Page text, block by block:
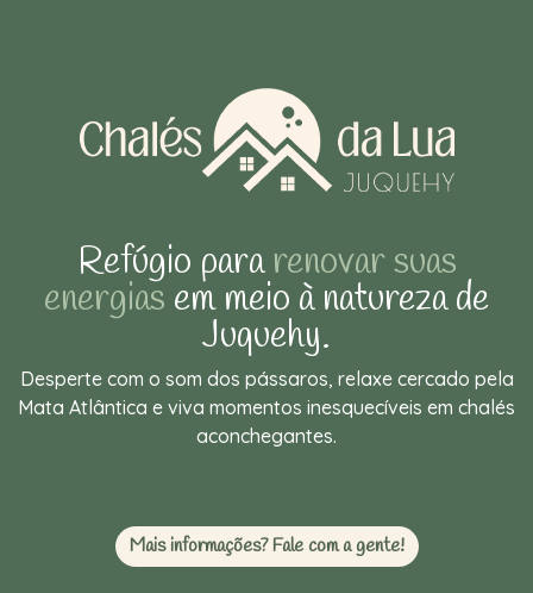
Refúgio pararenovar suas
energias em meio à natureza de
Juquehy.
Desperte com o som dos pássaros, relaxe cercado pela
Mata Atlântica e viva momentos inesquecíveis em chalés
aconchegantes.
Mais informações? Fale com a gente!